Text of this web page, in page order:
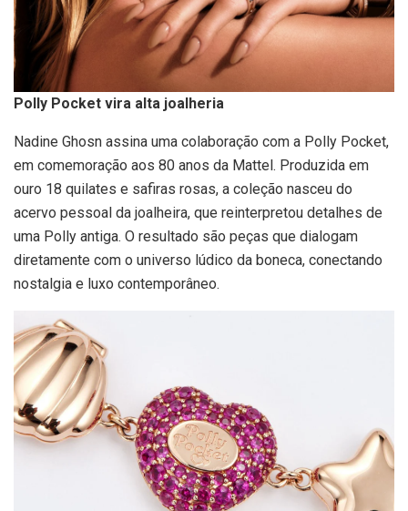
Polly Pocket vira alta joalheria
Nadine Ghosn assina uma colaboração com a Polly Pocket,
em comemoração aos 80 anos da Mattel. Produzida em
ouro 18 quilates e safiras rosas, a coleção nasceu do
acervo pessoal da joalheira, que reinterpretou detalhes de
uma Polly antiga. O resultado são peças que dialogam
diretamente com o universo lúdico da boneca, conectando
nostalgia e luxo contemporâneo.